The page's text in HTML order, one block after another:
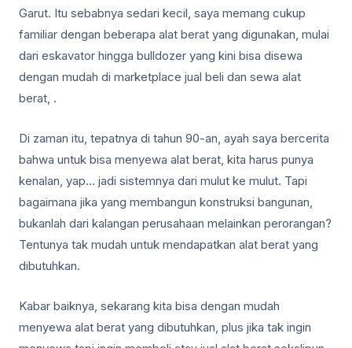
Garut. Itu sebabnya sedari kecil, saya memang cukup
familiar dengan beberapa alat berat yang digunakan, mulai
dari eskavator hingga bulldozer yang kini bisa disewa
dengan mudah di marketplace jual beli dan sewa alat
berat, .
Di zaman itu, tepatnya di tahun 90-an, ayah saya bercerita
bahwa untuk bisa menyewa alat berat, kita harus punya
kenalan, yap… jadi sistemnya dari mulut ke mulut. Tapi
bagaimana jika yang membangun konstruksi bangunan,
bukanlah dari kalangan perusahaan melainkan perorangan?
Tentunya tak mudah untuk mendapatkan alat berat yang
dibutuhkan.
Kabar baiknya, sekarang kita bisa dengan mudah
menyewa alat berat yang dibutuhkan, plus jika tak ingin